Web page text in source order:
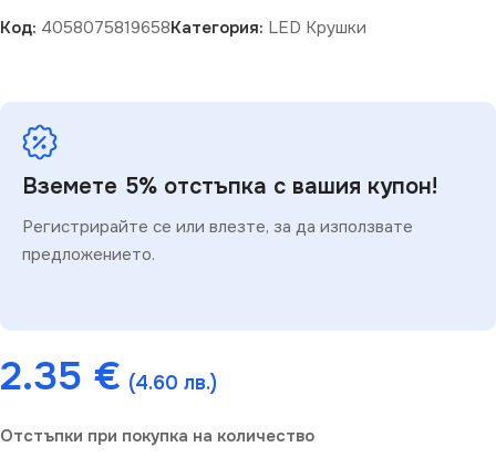
Код: 4058075819658Категория: LED Крушки
Вземете 5% отстъпка с вашия купон!
Регистрирайте се или влезте, за да използвате
предложението.
2.35 € (4.60 лв.)
Отстъпки при покупка на количество